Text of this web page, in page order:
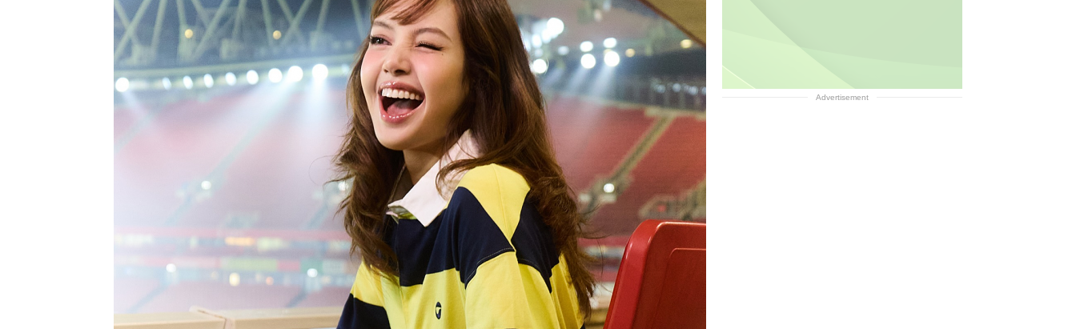
Advertisement